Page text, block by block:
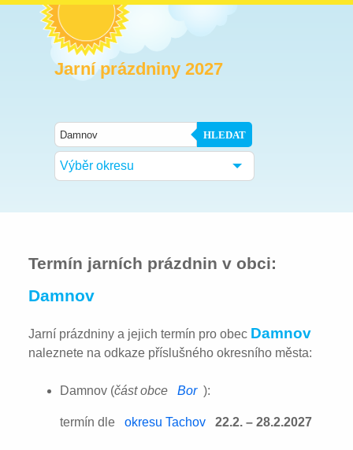
Jarní prázdniny 2027
HLEDAT
Výběr okresu
Termín jarních prázdnin v obci:
Damnov
Jarní prázdniny a jejich termín pro obec Damnov
naleznete na odkaze příslušného okresního města:
Damnov (část obce Bor ):
termín dle okresu Tachov 22.2. – 28.2.2027